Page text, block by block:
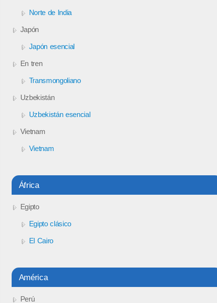
Norte de India
Japón
Japón esencial
En tren
Transmongoliano
Uzbekistán
Uzbekistán esencial
Vietnam
Vietnam
África
Egipto
Egipto clásico
El Cairo
América
Perú